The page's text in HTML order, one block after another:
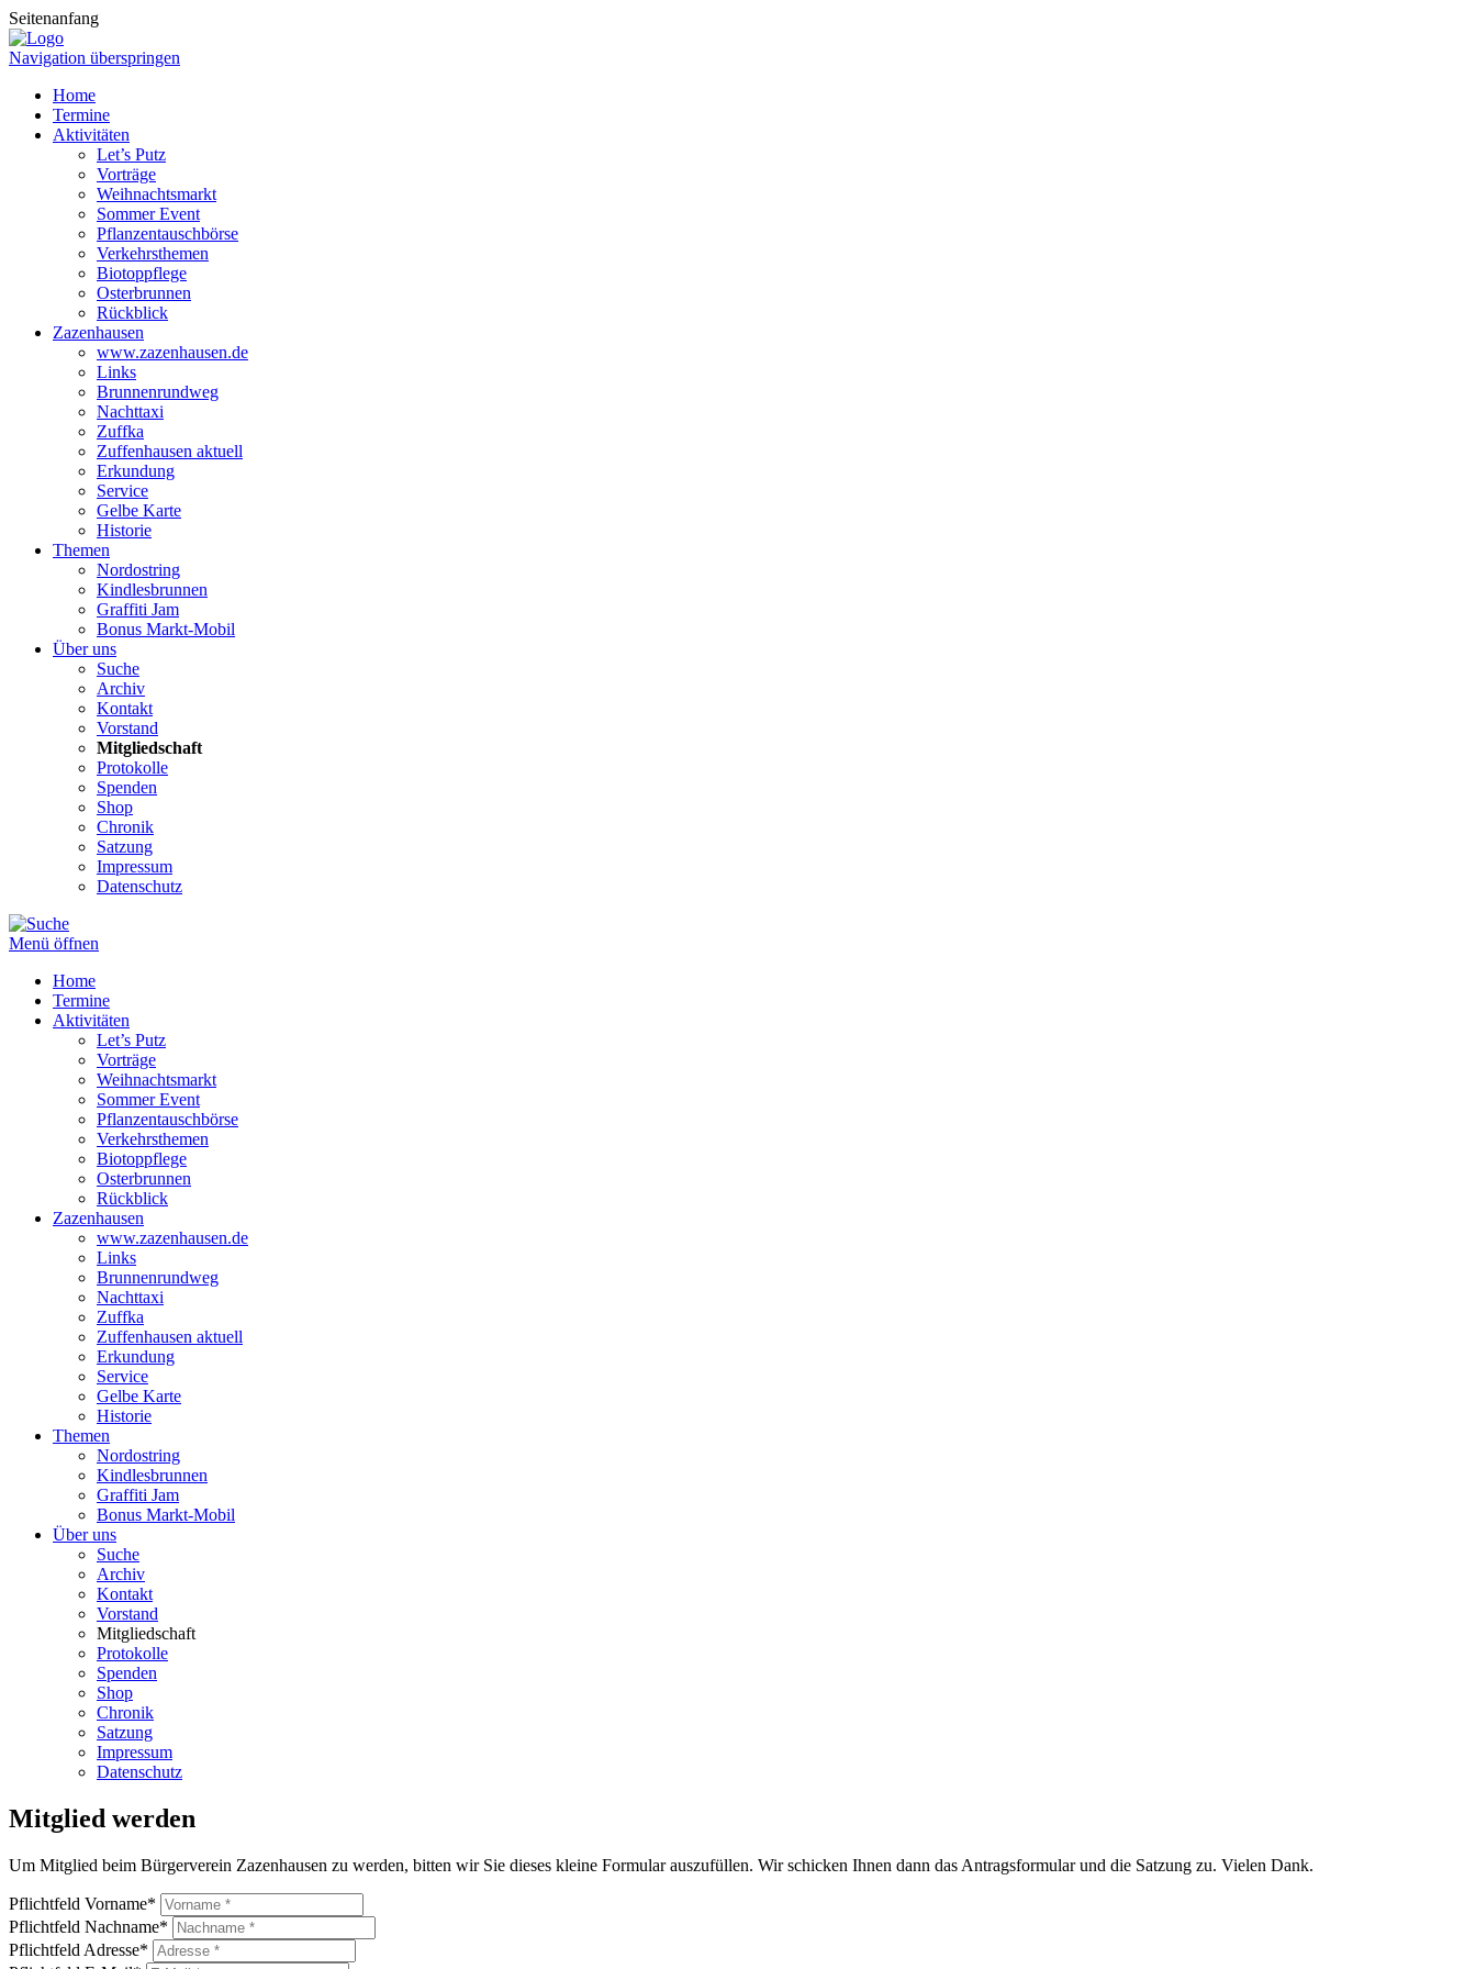
Seitenanfang
Navigation überspringen
Home
Termine
Aktivitäten
Let’s Putz
Vorträge
Weihnachtsmarkt
Sommer Event
Pflanzentauschbörse
Verkehrsthemen
Biotoppflege
Osterbrunnen
Rückblick
Zazenhausen
www.zazenhausen.de
Links
Brunnenrundweg
Nachttaxi
Zuffka
Zuffenhausen aktuell
Erkundung
Service
Gelbe Karte
Historie
Themen
Nordostring
Kindlesbrunnen
Graffiti Jam
Bonus Markt-Mobil
Über uns
Suche
Archiv
Kontakt
Vorstand
Mitgliedschaft
Protokolle
Spenden
Shop
Chronik
Satzung
Impressum
Datenschutz
Menü öffnen
Home
Termine
Aktivitäten
Let’s Putz
Vorträge
Weihnachtsmarkt
Sommer Event
Pflanzentauschbörse
Verkehrsthemen
Biotoppflege
Osterbrunnen
Rückblick
Zazenhausen
www.zazenhausen.de
Links
Brunnenrundweg
Nachttaxi
Zuffka
Zuffenhausen aktuell
Erkundung
Service
Gelbe Karte
Historie
Themen
Nordostring
Kindlesbrunnen
Graffiti Jam
Bonus Markt-Mobil
Über uns
Suche
Archiv
Kontakt
Vorstand
Mitgliedschaft
Protokolle
Spenden
Shop
Chronik
Satzung
Impressum
Datenschutz
Mitglied werden
Um Mitglied beim Bürgerverein Zazenhausen zu werden, bitten wir Sie dieses kleine Formular auszufüllen. Wir schicken Ihnen dann das Antragsformular und die Satzung zu. Vielen Dank.
Pflichtfeld Vorname*
Pflichtfeld Nachname*
Pflichtfeld Adresse*